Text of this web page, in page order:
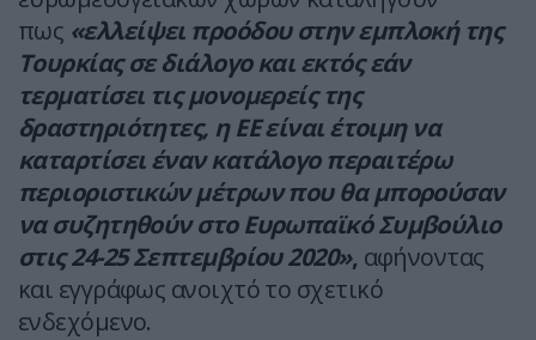
πως «ελλείψει προόδου στην εμπλοκή της
Τουρκίας σε διάλογο και εκτός εάν
τερματίσει τις μονομερείς της
δραστηριότητες, η ΕΕ είναι έτοιμη να
καταρτίσει έναν κατάλογο περαιτέρω
περιοριστικών μέτρων που θα μπορούσαν
να συζητηθούν στο Ευρωπαϊκό Συμβούλιο
στις 24-25 Σεπτεμβρίου 2020», αφήνοντας
και εγγράφως ανοιχτό το σχετικό
ενδεχόμενο.